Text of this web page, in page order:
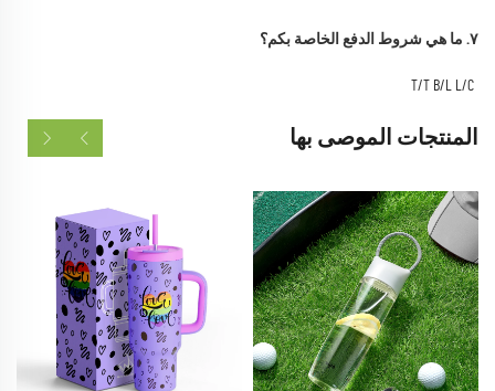
٧. ما هي شروط الدفع الخاصة بكم؟
T/T B/L L/C
المنتجات الموصى بها